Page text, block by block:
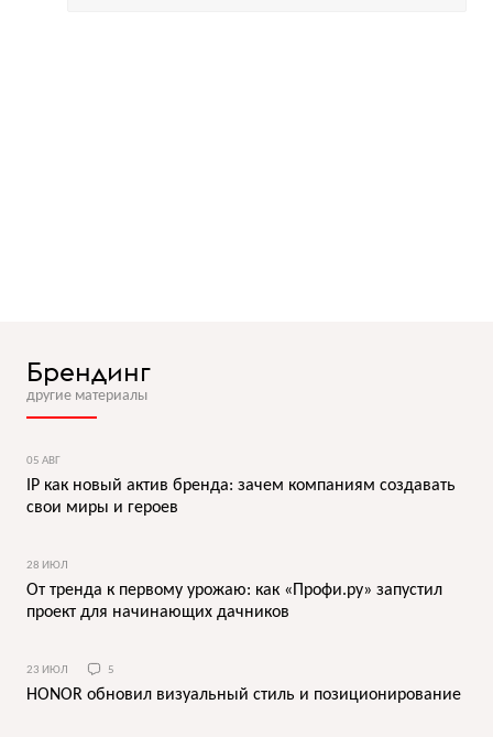
Брендинг
другие материалы
05 АВГ
IP как новый актив бренда: зачем компаниям создавать
свои миры и героев
28 ИЮЛ
От тренда к первому урожаю: как «Профи.ру» запустил
проект для начинающих дачников
23 ИЮЛ 5
HONOR обновил визуальный стиль и позиционирование